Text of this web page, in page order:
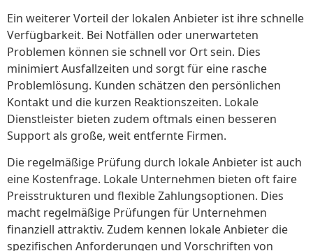
Ein weiterer Vorteil der lokalen Anbieter ist ihre schnelle
Verfügbarkeit. Bei Notfällen oder unerwarteten
Problemen können sie schnell vor Ort sein. Dies
minimiert Ausfallzeiten und sorgt für eine rasche
Problemlösung. Kunden schätzen den persönlichen
Kontakt und die kurzen Reaktionszeiten. Lokale
Dienstleister bieten zudem oftmals einen besseren
Support als große, weit entfernte Firmen.
Die regelmäßige Prüfung durch lokale Anbieter ist auch
eine Kostenfrage. Lokale Unternehmen bieten oft faire
Preisstrukturen und flexible Zahlungsoptionen. Dies
macht regelmäßige Prüfungen für Unternehmen
finanziell attraktiv. Zudem kennen lokale Anbieter die
spezifischen Anforderungen und Vorschriften von